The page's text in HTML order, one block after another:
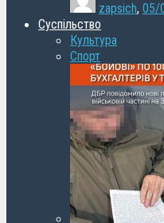
zapsich, 05/
Суспільство
Культура
Спорт